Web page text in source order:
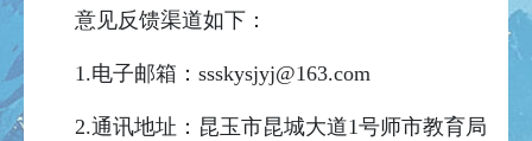
意见反馈渠道如下：
1.电子邮箱：ssskysjyj@163.com
2.通讯地址：昆玉市昆城大道1号师市教育局